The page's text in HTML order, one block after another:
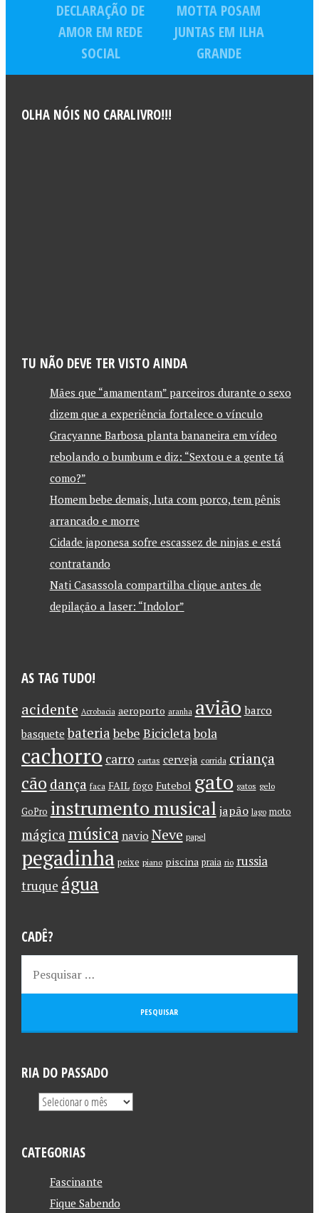
DECLARAÇÃO DE
AMOR EM REDE
SOCIAL
MOTTA POSAM
JUNTAS EM ILHA
GRANDE
OLHA NÓIS NO CARALIVRO!!!
TU NÃO DEVE TER VISTO AINDA
Mães que “amamentam” parceiros durante o sexo
dizem que a experiência fortalece o vínculo
Gracyanne Barbosa planta bananeira em vídeo
rebolando o bumbum e diz: “Sextou e a gente tá
como?”
Homem bebe demais, luta com porco, tem pênis
arrancado e morre
Cidade japonesa sofre escassez de ninjas e está
contratando
Nati Casassola compartilha clique antes de
depilação a laser: “Indolor”
AS TAG TUDO!
acidente Acrobacia aeroporto aranha avião barco
basquete bateriabebe Bicicletabola
cachorro carro cartas cerveja corrida criança
cão dança faca FAIL fogo Futebol gato gatos gelo
GoPro instrumento musical japão lago moto
mágica música navio Neve papel
pegadinha peixe piano piscina praia rio russia
truque água
CADÊ?
RIA DO PASSADO
CATEGORIAS
Fascinante
Fique Sabendo